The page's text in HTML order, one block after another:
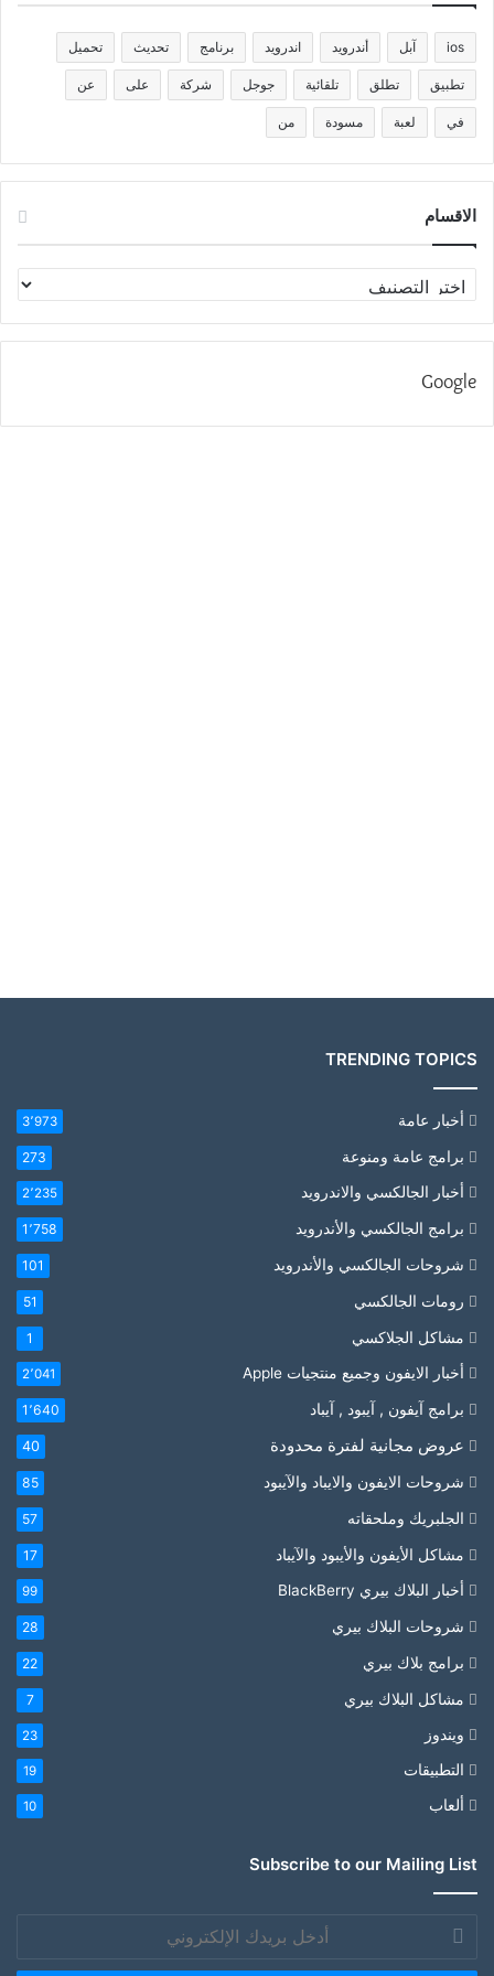
ios آبل أندرويد اندرويد برنامج تحديث تحميل
تطبيق تطلق تلقائية جوجل شركة على عن
في لعبة مسودة من
الاقسام
الاقسام
Google
TRENDING TOPICS
أخبار عامة 3٬973
برامج عامة ومنوعة 273
أخبار الجالكسي والاندرويد 2٬235
برامج الجالكسي والأندرويد 1٬758
شروحات الجالكسي والأندرويد 101
رومات الجالكسي 51
مشاكل الجلاكسي 1
أخبار الايفون وجميع منتجيات Apple 2٬041
برامج آيفون , آيبود , آيباد 1٬640
عروض مجانية لفترة محدودة 40
شروحات الايفون والايباد والآيبود 85
الجلبريك وملحقاته 57
مشاكل الأيفون والأيبود والآيباد 17
أخبار البلاك بيري BlackBerry 99
شروحات البلاك بيري 28
برامج بلاك بيري 22
مشاكل البلاك بيري 7
ويندوز 23
التطبيقات 19
ألعاب 10
Subscribe to our Mailing List
بريدك
الإلكتروني